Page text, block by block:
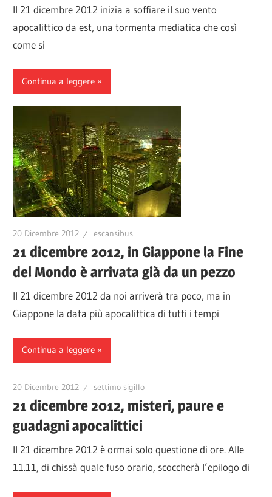
Il 21 dicembre 2012 inizia a soffiare il suo vento
apocalittico da est, una tormenta mediatica che così
come si
Continua a leggere
20 Dicembre 2012 escansibus
21 dicembre 2012, in Giappone la Fine
del Mondo è arrivata già da un pezzo
Il 21 dicembre 2012 da noi arriverà tra poco, ma in
Giappone la data più apocalittica di tutti i tempi
Continua a leggere
20 Dicembre 2012 settimo sigillo
21 dicembre 2012, misteri, paure e
guadagni apocalittici
Il 21 dicembre 2012 è ormai solo questione di ore. Alle
11.11, di chissà quale fuso orario, scoccherà l’epilogo di